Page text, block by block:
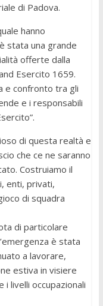
di Padova.
hanno
stata una grande
offerte dalla
Esercito 1659.
e confronto tra gli
e i responsabili
di questa realtà e
che ce ne saranno
Costruiamo il
enti, privati,
di squadra
di particolare
è stata
a lavorare,
estiva in visiere
livelli occupazionali